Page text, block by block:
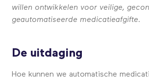
willen ontwikkelen voor veilige,
geautomatiseerde medicatieafgifte.
De uitdaging
Hoe kunnen we automatische